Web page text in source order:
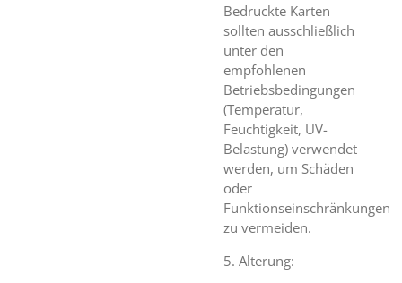
Bedruckte Karten
sollten ausschließlich
unter den
empfohlenen
Betriebsbedingungen
(Temperatur,
Feuchtigkeit, UV-
Belastung) verwendet
werden, um Schäden
oder
Funktionseinschränkungen
zu vermeiden.
5. Alterung: